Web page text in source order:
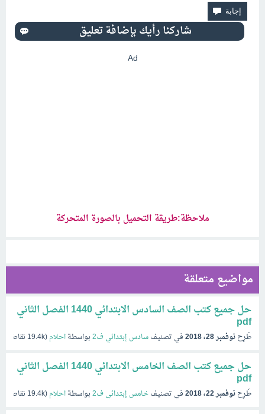
Ad
ملاحظة:طريقة التحميل بالصورة المتحركة
مواضيع متعلقة
حل جميع كتب الصف السادس الابتدائي 1440 الفصل الثاني
pdf
طُرِحنوفمبر 28، 2018 في تصنيفسادس إبتدائي ف2 بواسطةاحلام(
19.4kنقاط)
حل جميع كتب الصف الخامس الابتدائي 1440 الفصل الثاني
pdf
طُرِحنوفمبر 22، 2018 في تصنيفخامس إبتدائي ف2 بواسطةاحلام(
19.4kنقاط)